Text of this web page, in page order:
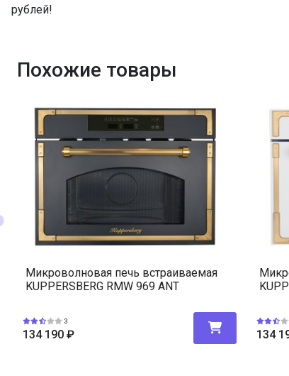
рублей!
Похожие товары
Микроволновая печь встраиваемая
KUPPERSBERG RMW 969 ANT
3
134 190 ₽ 134